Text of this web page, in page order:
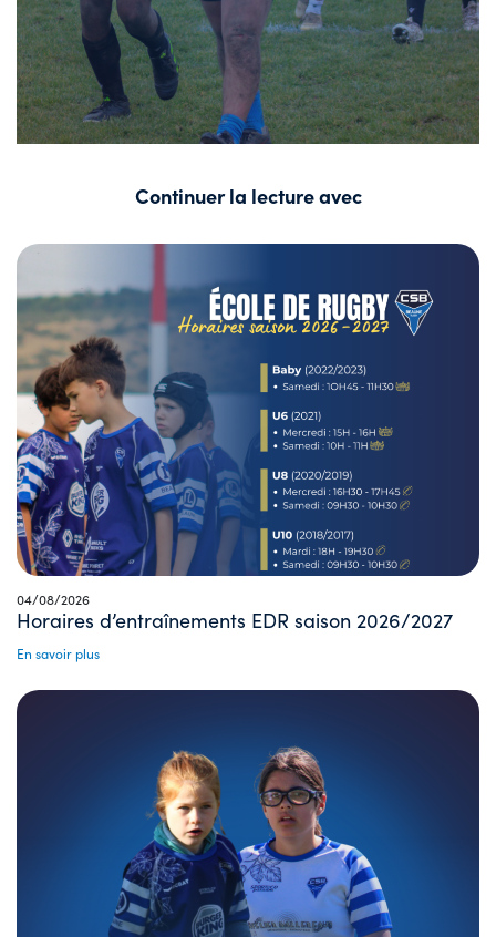
Continuer la lecture avec
04/08/2026
Horaires d’entraînements EDR saison 2026/2027
En savoir plus